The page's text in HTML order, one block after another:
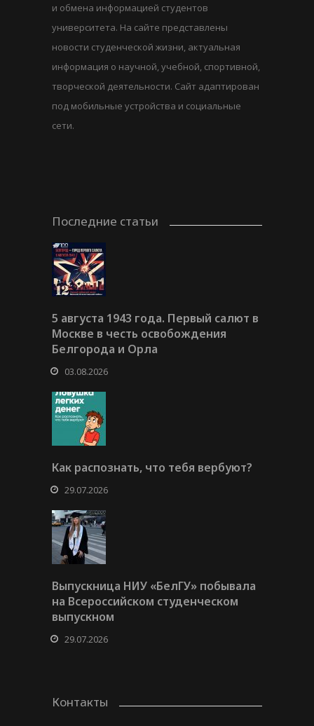
и обмена информацией студентов
университета. На сайте представлены
новости студенческой жизни, актуальная
информация о научной, учебной, спортивной,
творческой деятельности. Сайт адаптирован
под мобильные устройства и социальные
сети.
Последние статьи
5 августа 1943 года. Первый салют в
Москве в честь освобождения
Белгорода и Орла
03.08.2026
Как распознать, что тебя вербуют?
29.07.2026
Выпускница НИУ «БелГУ» побывала
на Всероссийском студенческом
выпускном
29.07.2026
Контакты